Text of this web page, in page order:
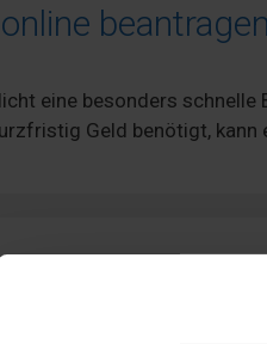
eine besonders
Geld benötigt,
zu 3.000 €